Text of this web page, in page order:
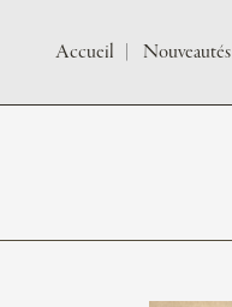
Accueil Nouveautés